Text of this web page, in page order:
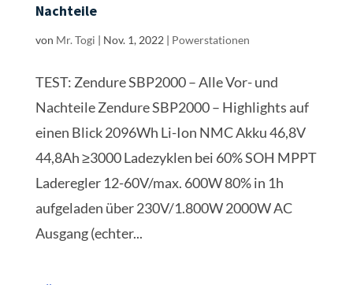
Nachteile
von Mr. Togi | Nov. 1, 2022| Powerstationen
TEST: Zendure SBP2000 – Alle Vor- und
Nachteile Zendure SBP2000 – Highlights auf
einen Blick 2096Wh Li-Ion NMC Akku 46,8V
44,8Ah ≥3000 Ladezyklen bei 60% SOH MPPT
Laderegler 12-60V/max. 600W 80% in 1h
aufgeladen über 230V/1.800W 2000W AC
Ausgang (echter...